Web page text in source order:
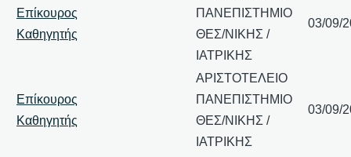
Επίκουρος
Καθηγητής
ΠΑΝΕΠΙΣΤΗΜΙΟ
ΘΕΣ/ΝΙΚΗΣ /
ΙΑΤΡΙΚΗΣ
03/09/
Επίκουρος
Καθηγητής
ΑΡΙΣΤΟΤΕΛΕΙΟ
ΠΑΝΕΠΙΣΤΗΜΙΟ
ΘΕΣ/ΝΙΚΗΣ /
ΙΑΤΡΙΚΗΣ
03/09/